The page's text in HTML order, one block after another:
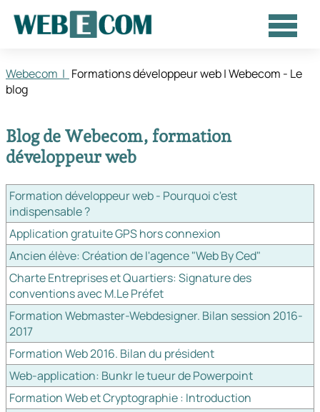
Webecom Formations développeur web |Webecom - Le
blog
Blog de Webecom, formation
développeur web
Formation développeur web - Pourquoi c'est
indispensable ?
Application gratuite GPS hors connexion
Ancien élève: Création de l'agence "Web By Ced"
Charte Entreprises et Quartiers: Signature des
conventions avec M.Le Préfet
Formation Webmaster-Webdesigner. Bilan session 2016-
2017
Formation Web 2016. Bilan du président
Web-application: Bunkr le tueur de Powerpoint
Formation Web et Cryptographie : Introduction